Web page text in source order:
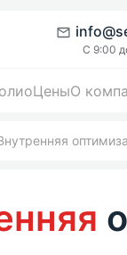
С 9:00
ЦеныО